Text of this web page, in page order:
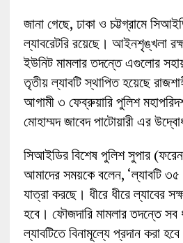
জানা গেছে, ঢাকা ও চট্টগ্রামে
ল্যাবরেটরি রয়েছে। আইনশৃঙ্খলা
ইউনিট মামলার তদন্তে এগুলোর
তৃতীয় ল্যাবটি স্থাপিত হয়েছে
আগামী ৩ ফেব্রুয়ারি পুলিশ
মোহাম্মদ জাবেদ পাটোয়ারী এর
সিআইডির বিশেষ পুলিশ সুপার
আমাদের সময়কে বলেন, ‘ল্যাবটি
যাত্রা করছে। ধীরে ধীরে ল্যাবের
হবে। ফৌজদারি মামলার তদন্তে সব
ল্যাবটিতে বিনামূল্যে প্রদান করা